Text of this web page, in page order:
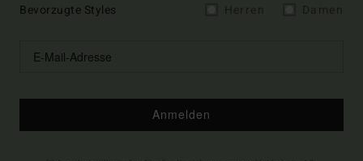
Bevorzugte Styles
Anmelden